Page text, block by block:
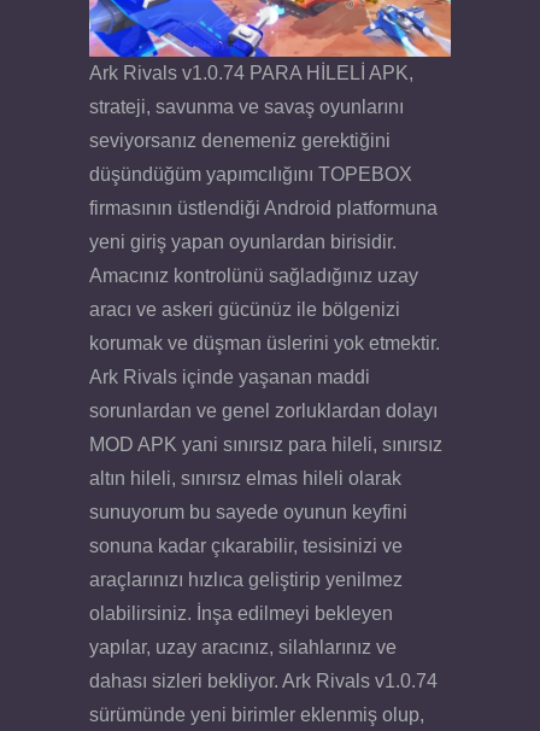
Ark Rivals v1.0.74 PARA HİLELİ APK,
strateji, savunma ve savaş oyunlarını
seviyorsanız denemeniz gerektiğini
düşündüğüm yapımcılığını TOPEBOX
firmasının üstlendiği Android platformuna
yeni giriş yapan oyunlardan birisidir.
Amacınız kontrolünü sağladığınız uzay
aracı ve askeri gücünüz ile bölgenizi
korumak ve düşman üslerini yok etmektir.
Ark Rivals içinde yaşanan maddi
sorunlardan ve genel zorluklardan dolayı
MOD APK yani sınırsız para hileli, sınırsız
altın hileli, sınırsız elmas hileli olarak
sunuyorum bu sayede oyunun keyfini
sonuna kadar çıkarabilir, tesisinizi ve
araçlarınızı hızlıca geliştirip yenilmez
olabilirsiniz. İnşa edilmeyi bekleyen
yapılar, uzay aracınız, silahlarınız ve
dahası sizleri bekliyor. Ark Rivals v1.0.74
sürümünde yeni birimler eklenmiş olup,